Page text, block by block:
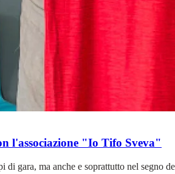
l'associazione "Io Tifo Sveva"
gara, ma anche e soprattutto nel segno